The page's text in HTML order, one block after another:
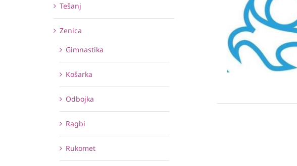
Tešanj
Zenica
Gimnastika
Košarka
Odbojka
Ragbi
Rukomet